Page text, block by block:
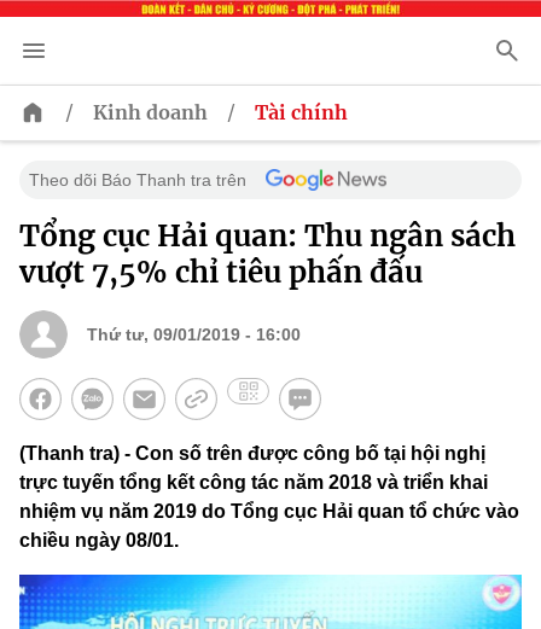
/ Kinh doanh / Tài chính
Theo dõi Báo Thanh tra trên
Tổng cục Hải quan: Thu ngân sách
vượt 7,5% chỉ tiêu phấn đấu
Thứ tư, 09/01/2019 - 16:00
(Thanh tra) - Con số trên được công bố tại hội nghị
trực tuyến tổng kết công tác năm 2018 và triển khai
nhiệm vụ năm 2019 do Tổng cục Hải quan tổ chức vào
chiều ngày 08/01.